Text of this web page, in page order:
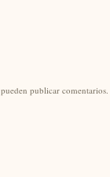
publicar comentarios.